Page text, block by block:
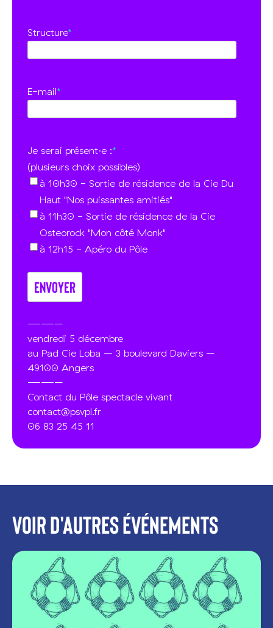
Structure*
E-mail*
Je serai présent·e :*
(plusieurs choix possibles)
à 10h30 - Sortie de résidence de la Cie Du
Haut "Nos puissantes amitiés"
à 11h30 - Sortie de résidence de la Cie
Osteorock "Mon côté Monk"
à 12h15 - Apéro du Pôle
——–
vendredi 5 décembre
au Pad Cie Loba – 3 boulevard Daviers –
49100 Angers
——–
Contact du Pôle spectacle vivant
contact@psvpl.fr
06 83 25 45 11
Voir d'autres événements